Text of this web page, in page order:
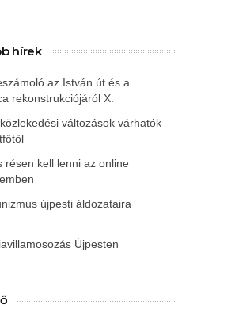
hírek
az István út és a
rekonstrukciójáról X.
változások várhatók
résen kell lenni az online
újpesti áldozataira
Újpesten